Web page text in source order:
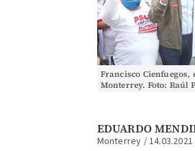
Francisco Cienfuegos,
Monterrey. Foto: Raúl
EDUARDO
Monterrey /